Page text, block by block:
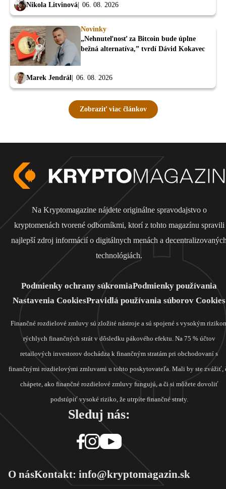
Nikola Litvinová 06. 08. 2026
Novinky
„Nehnuteľnosť za Bitcoin bude úplne
bežná alternatíva,” tvrdí Dávid Kokavec
Marek Jendrál 06. 08. 2026
Zobraziť viac článkov
Na Kryptomagazine nájdete originálne spravodajstvo o
kryptomenách tvorené odborníkmi, ktorí z tohto magazínu spravili
najlepší zdroj informácií o digitálnych menách a
technológiách.
Podmienky ochrany súkromiaPodmienky používania
Nastavenia CookiesPravidlá používania súborov Cookies
Finančné rozdielové zmluvy sú zložité nástroje a sú spojené s vysokým
rýchlych finančných strát v dôsledku pákového efektu. Na 75 % účtov
retailových investorov dochádza k finančným stratám pri obchodovaní s
finančnými rozdielovými zmluvami u tohto poskytovateľa. Mali by ste zvážiť,
chápete, ako finančné rozdielové zmluvy fungujú, a či si môžete dovoliť
podstúpiť vysoké riziko, že utrpíte finančné straty.
Sleduj nás:
O násKontakt: info@kryptomagazin.sk